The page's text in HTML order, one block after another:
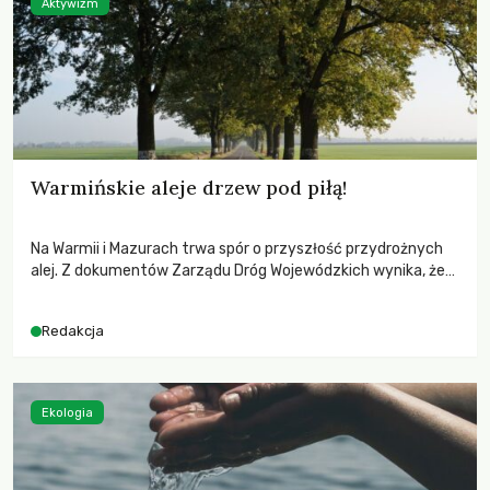
Warmińskie aleje drzew pod piłą!
Na Warmii i Mazurach trwa spór o przyszłość przydrożnych
alej. Z dokumentów Zarządu Dróg Wojewódzkich wynika, że
zapadają bez pełnych analiz i mogą doprowadzić do trwałej
Redakcja
Aktywizm
Ekologia